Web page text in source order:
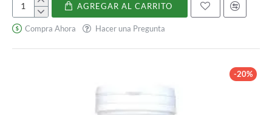
Artilane
Forte
AGREGAR AL CARRITO
Compra Ahora Hacer una Pregunta
-20%